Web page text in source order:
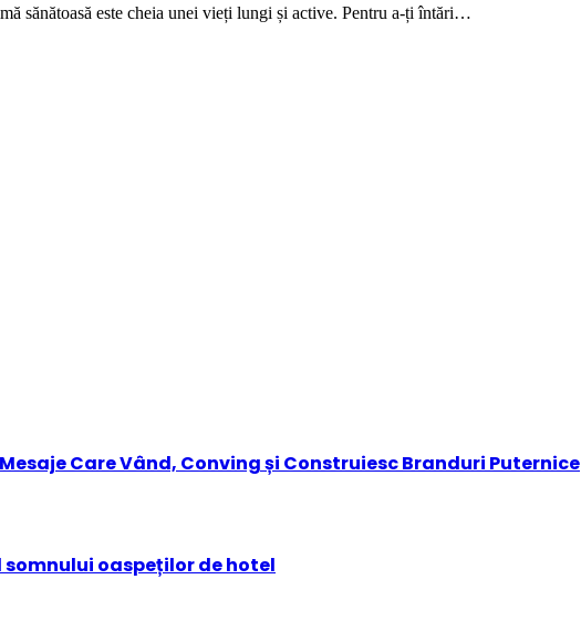
sănătoasă este cheia unei vieți lungi și active. Pentru a-ți întări…
Care Vând, Conving și Construiesc Branduri Puternice
oaspeților de hotel